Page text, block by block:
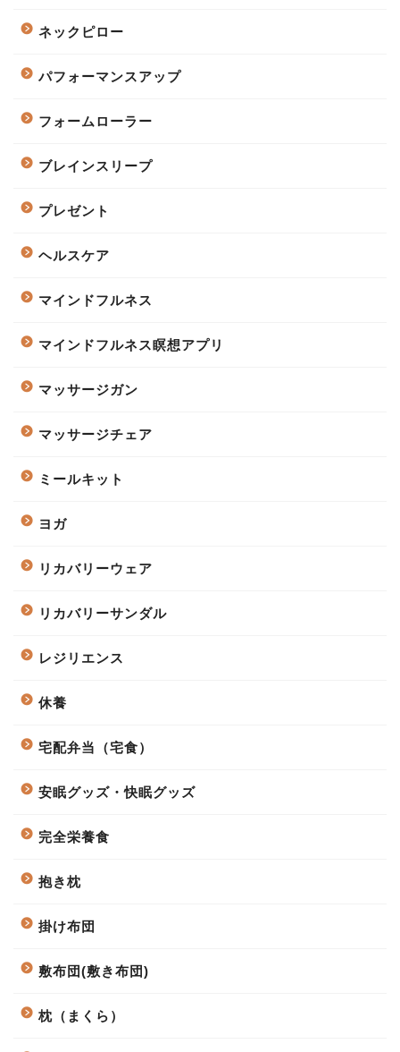
ネックピロー
パフォーマンスアップ
フォームローラー
ブレインスリープ
プレゼント
ヘルスケア
マインドフルネス
マインドフルネス瞑想アプリ
マッサージガン
マッサージチェア
ミールキット
ヨガ
リカバリーウェア
リカバリーサンダル
レジリエンス
休養
宅配弁当（宅食）
安眠グッズ・快眠グッズ
完全栄養食
抱き枕
掛け布団
敷布団(敷き布団)
枕（まくら）